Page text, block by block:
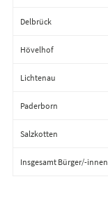
Delbrück
Hövelhof
Lichtenau
Paderborn
Salzkotten
Insgesamt Bürger/-innen